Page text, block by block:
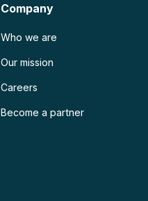
Company
Who we are
Our mission
Careers
Become a partner